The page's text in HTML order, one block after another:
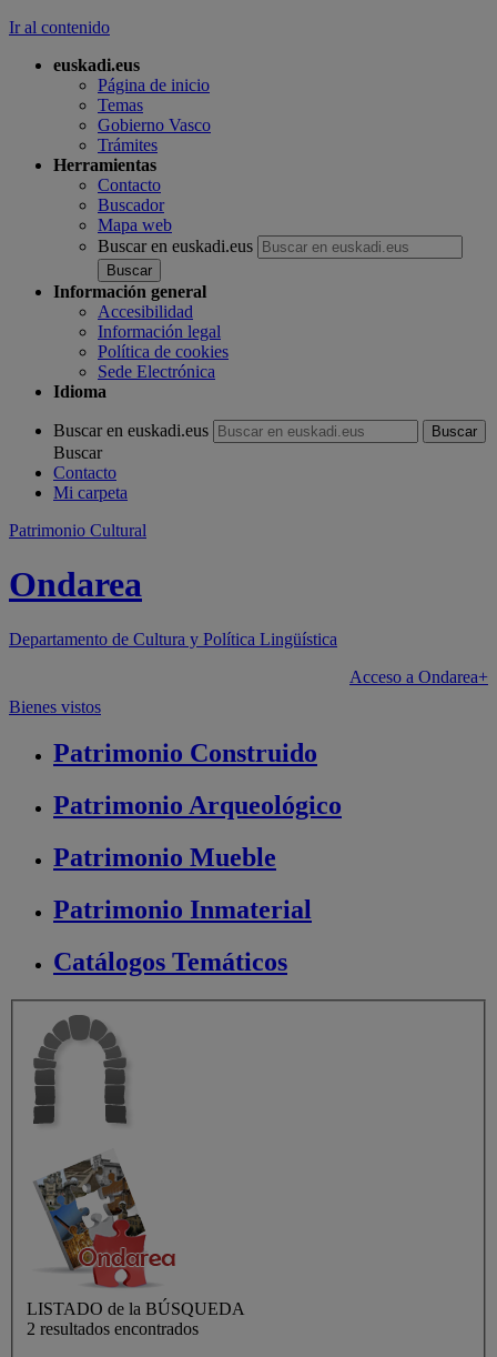
Ir al contenido
euskadi.eus
Página de inicio
Temas
Gobierno Vasco
Trámites
Herramientas
Contacto
Buscador
Mapa web
Buscar en euskadi.eus
Información general
Accesibilidad
Información legal
Política de cookies
Sede Electrónica
Idioma
Buscar en euskadi.eus
Buscar
Contacto
Mi carpeta
Patrimonio Cultural
Ondarea
Departamento de Cultura y Política Lingüística
Acceso a Ondarea+
Bienes vistos
Patrimonio Construido
Patrimonio Arqueológico
Patrimonio Mueble
Patrimonio Inmaterial
Catálogos Temáticos
LISTADO de la BÚSQUEDA
2 resultados encontrados